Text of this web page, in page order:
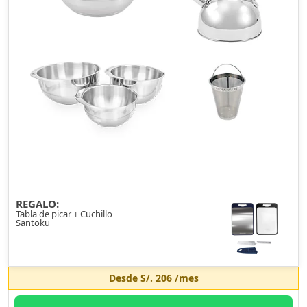
REGALO:
Tabla de picar + Cuchillo
Santoku
Desde S/. 206/mes